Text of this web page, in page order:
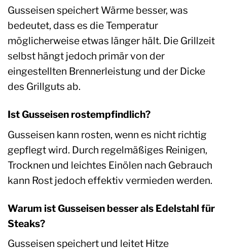
Gusseisen speichert Wärme besser, was
bedeutet, dass es die Temperatur
möglicherweise etwas länger hält. Die Grillzeit
selbst hängt jedoch primär von der
eingestellten Brennerleistung und der Dicke
des Grillguts ab.
Ist Gusseisen rostempfindlich?
Gusseisen kann rosten, wenn es nicht richtig
gepflegt wird. Durch regelmäßiges Reinigen,
Trocknen und leichtes Einölen nach Gebrauch
kann Rost jedoch effektiv vermieden werden.
Warum ist Gusseisen besser als Edelstahl für
Steaks?
Gusseisen speichert und leitet Hitze